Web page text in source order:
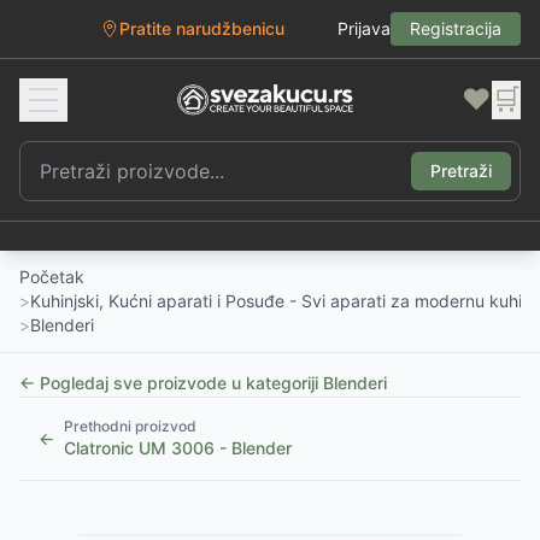
Pratite narudžbenicu Prijava Registracija
❤️ 🛒
Pretraži
Početak
>Kuhinjski, Kućni aparati i Posuđe - Svi aparati za modernu
>Blenderi
← Pogledaj sve proizvode u kategoriji Blenderi
←
Prethodni proizvod
Clatronic UM 3006 - Blender